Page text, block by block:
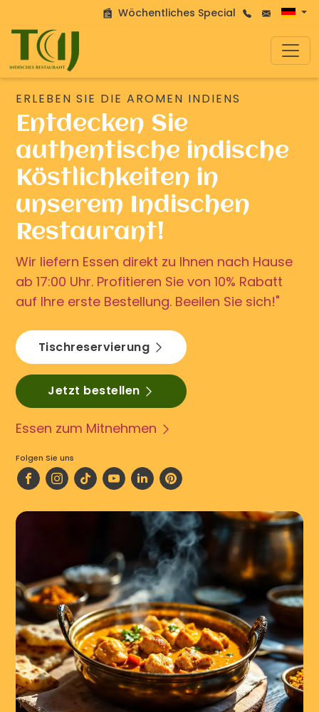
Wöchentliches Special
ERLEBEN SIE DIE AROMEN INDIENS
Entdecken Sie
authentische indische
Köstlichkeiten in
unserem Indischen
Restaurant!
Wir liefern Essen direkt zu Ihnen nach Hause
ab 17:00 Uhr. Profitieren Sie von 10% Rabatt
auf Ihre erste Bestellung. Beeilen Sie sich!"
Tischreservierung
Jetzt bestellen
Essen zum Mitnehmen
Folgen Sie uns